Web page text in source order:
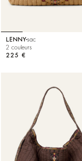
LENNYsac
2 couleurs
225 €